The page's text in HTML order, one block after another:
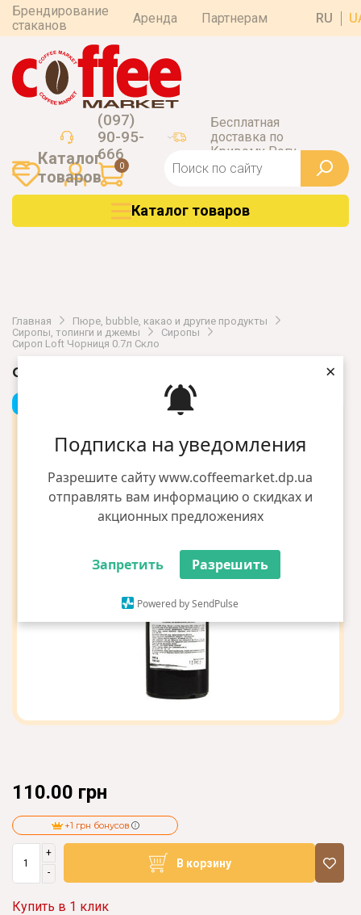
Подписка на уведомления
Разрешите сайту www.coffeemarket.dp.ua
отправлять вам информацию о скидках и
акционных предложениях
Запретить Разрешить
Powered by SendPulse
×
Брендирование
стаканов
Аренда Партнерам RU
(097)
90-95-
666
Бесплатная
доставка по
Кривому Рогу
0
Каталог
товаров
Каталог товаров
Главная
Пюре, bubble, какао и другие продукты
Сиропы, топинги и джемы
Сиропы
Сироп Loft Чорниця 0.7л Скло
СИРОП LOFT ЧОРНИЦЯ 0.7Л СКЛО
110.00 грн
+1 грн бонусов
+
-
В корзину
Купить в 1 клик